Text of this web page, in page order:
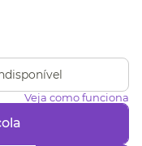
Veja como funciona